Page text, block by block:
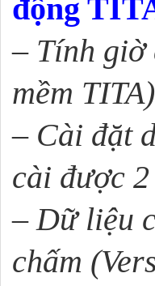
động
– Tính giờ
mềm TITA)
– Cài đặt
cài được
–Dữ liệu
chấm